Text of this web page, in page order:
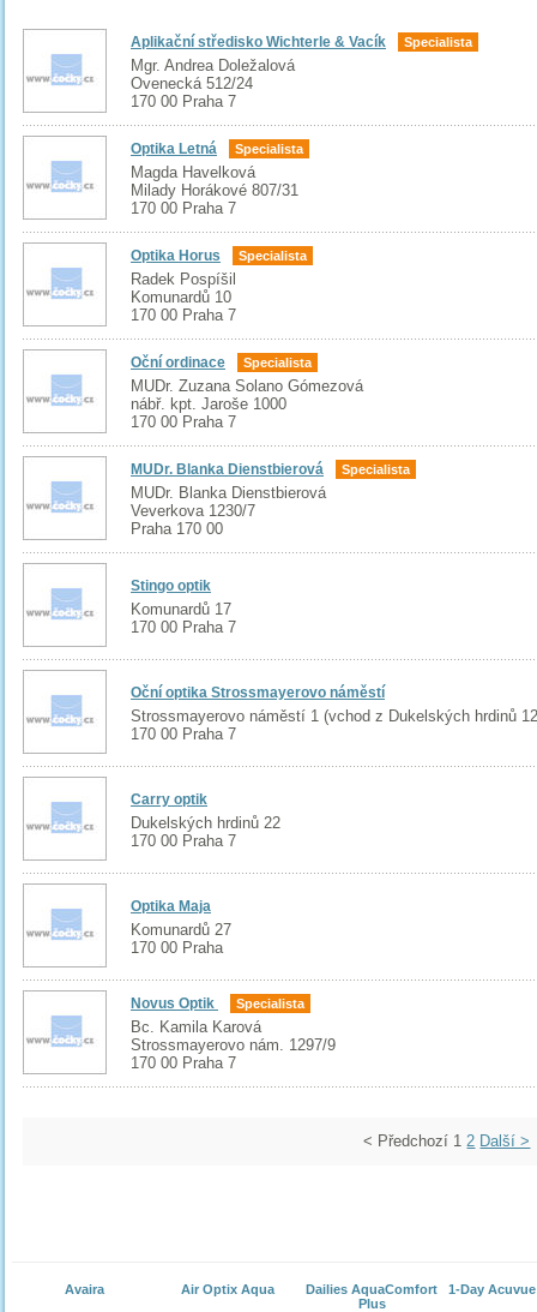
Aplikační středisko Wichterle & Vacík Specialista
Mgr. Andrea Doležalová
Ovenecká 512/24
170 00 Praha 7
Optika Letná Specialista
Magda Havelková
Milady Horákové 807/31
170 00 Praha 7
Optika Horus Specialista
Radek Pospíšil
Komunardů 10
170 00 Praha 7
Oční ordinace Specialista
MUDr. Zuzana Solano Gómezová
nábř. kpt. Jaroše 1000
170 00 Praha 7
MUDr. Blanka Dienstbierová Specialista
MUDr. Blanka Dienstbierová
Veverkova 1230/7
Praha 170 00
Stingo optik
Komunardů 17
170 00 Praha 7
Oční optika Strossmayerovo náměstí
Strossmayerovo náměstí 1 (vchod z Dukelských hrdinů
170 00 Praha 7
Carry optik
Dukelských hrdinů 22
170 00 Praha 7
Optika Maja
Komunardů 27
170 00 Praha
Novus Optik Specialista
Bc. Kamila Karová
Strossmayerovo nám. 1297/9
170 00 Praha 7
< Předchozí 1 2 Další >
Avaira Air Optix Aqua
Dailies AquaComfort
Plus
1-Day